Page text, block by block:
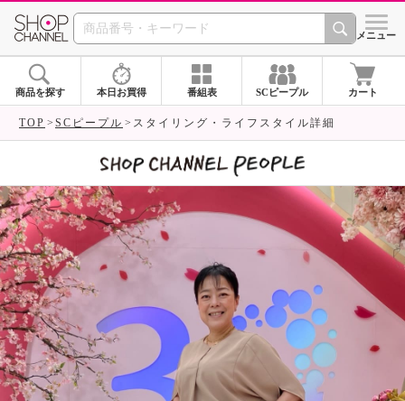
SHOP CHANNEL シメニュー
商品を探す 本日お買得 番組表 SCピープル カート
TOP SCピープル スタイリング・ライフスタイル詳細